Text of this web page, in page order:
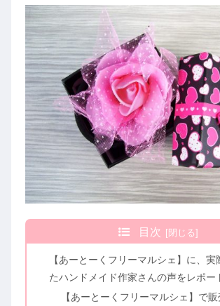
目次
【あーとーくフリーマルシェ】に、実
たハンドメイド作家さんの声をレポー
【あーとーくフリーマルシェ】で